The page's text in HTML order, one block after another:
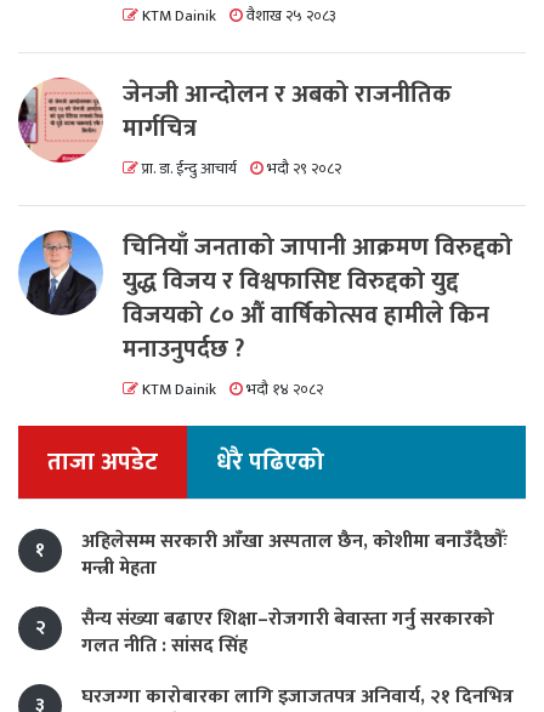
KTM Dainik वैशाख २५ २०८३
जेनजी आन्दोलन र अबको राजनीतिक
मार्गचित्र
प्रा. डा. ईन्दु आचार्य भदौ २९ २०८२
चिनियाँ जनताको जापानी आक्रमण विरुद्दको
युद्ध विजय र विश्वफासिष्ट विरुद्दको युद्द
विजयको ८० औं वार्षिकोत्सव हामीले किन
मनाउनुपर्दछ ?
KTM Dainik भदौ १४ २०८२
ताजा अपडेट धेरै पढिएको
१
अहिलेसम्म सरकारी आँखा अस्पताल छैन, कोशीमा बनाउँदैछौँः
मन्त्री मेहता
२
सैन्य संख्या बढाएर शिक्षा–रोजगारी बेवास्ता गर्नु सरकारको
गलत नीति : सांसद सिंह
३
घरजग्गा कारोबारका लागि इजाजतपत्र अनिवार्य, २१ दिनभित्र